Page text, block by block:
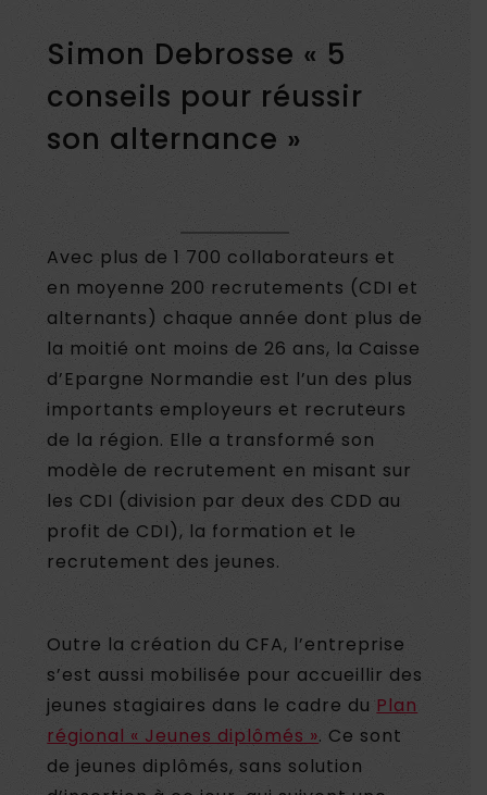
Simon Debrosse « 5
conseils pour réussir
son alternance »
Avec plus de 1 700 collaborateurs et
en moyenne 200 recrutements (CDI et
alternants) chaque année dont plus de
la moitié ont moins de 26 ans, la Caisse
d’Epargne Normandie est l’un des plus
importants employeurs et recruteurs
de la région. Elle a transformé son
modèle de recrutement en misant sur
les CDI (division par deux des CDD au
profit de CDI), la formation et le
recrutement des jeunes.
Outre la création du CFA, l’entreprise
s’est aussi mobilisée pour accueillir des
jeunes stagiaires dans le cadre du Plan
régional « Jeunes diplômés ». Ce sont
de jeunes diplômés, sans solution